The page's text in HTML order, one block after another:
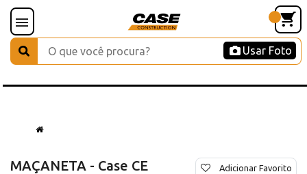
Usar Foto
MAÇANETA - Case CE Adicionar Favorito